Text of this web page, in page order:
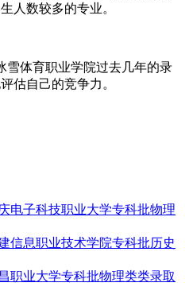
人数较多的专业。
雪体育职业学院过去几年的录
估自己的竞争力。
电子科技职业大学专科批物理
信息职业技术学院专科批历史
职业大学专科批物理类类录取